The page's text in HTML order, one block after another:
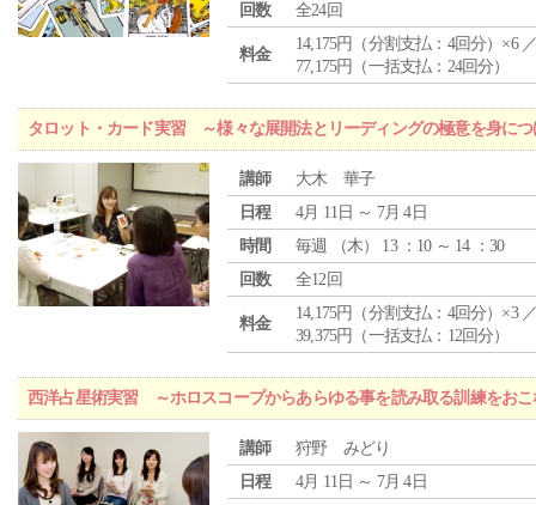
回数
全24回
料金
14,175円（分割支払：4回分）×6
77,175円（一括支払：24回分）
タロット・カード実習 ～様々な展開法とリーディングの極意を身につ
講師
大木 華子
日程
4月 11日 ～ 7月 4日
時間
毎週 （木） 13 ：10 ～ 14 ：30
回数
全12回
料金
14,175円（分割支払：4回分）×3
39,375円（一括支払：12回分）
西洋占星術実習 ～ホロスコープからあらゆる事を読み取る訓練をおこ
講師
狩野 みどり
日程
4月 11日 ～ 7月 4日